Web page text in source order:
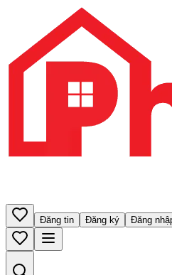
Đăng tin Đăng ký Đăng